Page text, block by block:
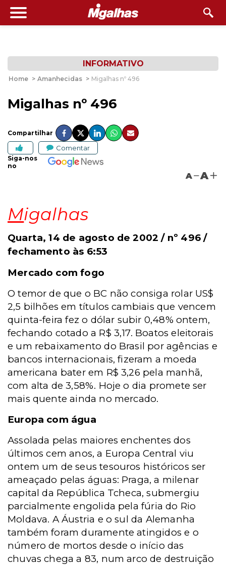
INFORMATIVO
Home > Amanhecidas > Migalhas nº 496
Migalhas nº 496
Compartilhar
Comentar
Siga-nos
no
A A
Migalhas
Quarta, 14 de agosto de 2002 / nº 496 /
fechamento às 6:53
Mercado com fogo
O temor de que o BC não consiga rolar US$
2,5 bilhões em títulos cambiais que vencem
quinta-feira fez o dólar subir 0,48% ontem,
fechando cotado a R$ 3,17. Boatos eleitorais
e um rebaixamento do Brasil por agências e
bancos internacionais, fizeram a moeda
americana bater em R$ 3,26 pela manhã,
com alta de 3,58%. Hoje o dia promete ser
mais quente ainda no mercado.
Europa com água
Assolada pelas maiores enchentes dos
últimos cem anos, a Europa Central viu
ontem um de seus tesouros históricos ser
ameaçado pelas águas: Praga, a milenar
capital da República Tcheca, submergiu
parcialmente engolida pela fúria do Rio
Moldava. A Áustria e o sul da Alemanha
também foram duramente atingidos e o
número de mortos desde o início das
chuvas chega a 83, num arco de destruição